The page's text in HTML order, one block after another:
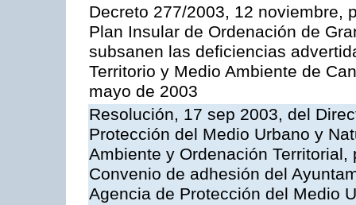
Decreto 277/2003, 12 noviembre,
Plan Insular de Ordenación de
subsanen las deficiencias
Territorio y Medio Ambiente de
mayo de 2003
Resolución, 17 sep 2003, del
Protección del Medio Urbano y
Ambiente y Ordenación
Convenio de adhesión del
Agencia de Protección del Medio